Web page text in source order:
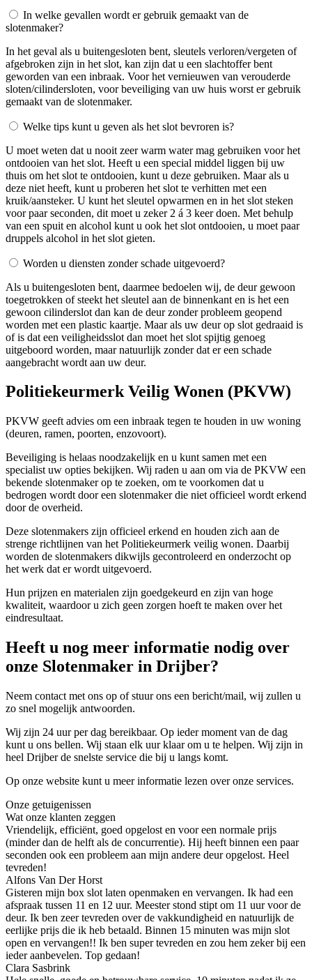
In welke gevallen wordt er gebruik gemaakt van de
slotenmaker?
In het geval als u buitengesloten bent, sleutels verloren/vergeten of
afgebroken zijn in het slot, kan zijn dat u een slachtoffer bent
geworden van een inbraak. Voor het vernieuwen van verouderde
sloten/cilindersloten, voor beveiliging van uw huis worst er gebruik
gemaakt van de slotenmaker.
Welke tips kunt u geven als het slot bevroren is?
U moet weten dat u nooit zeer warm water mag gebruiken voor het
ontdooien van het slot. Heeft u een special middel liggen bij uw
thuis om het slot te ontdooien, kunt u deze gebruiken. Maar als u
deze niet heeft, kunt u proberen het slot te verhitten met een
kruik/aansteker. U kunt het sleutel opwarmen en in het slot steken
voor paar seconden, dit moet u zeker 2 á 3 keer doen. Met behulp
van een spuit en alcohol kunt u ook het slot ontdooien, u moet paar
druppels alcohol in het slot gieten.
Worden u diensten zonder schade uitgevoerd?
Als u buitengesloten bent, daarmee bedoelen wij, de deur gewoon
toegetrokken of steekt het sleutel aan de binnenkant en is het een
gewoon cilinderslot dan kan de deur zonder probleem geopend
worden met een plastic kaartje. Maar als uw deur op slot gedraaid is
of is dat een veiligheidsslot dan moet het slot spijtig genoeg
uitgeboord worden, maar natuurlijk zonder dat er een schade
aangebracht wordt aan uw deur.
Politiekeurmerk Veilig Wonen (PKVW)
PKVW geeft advies om een inbraak tegen te houden in uw woning
(deuren, ramen, poorten, enzovoort).
Beveiliging is helaas noodzakelijk en u kunt samen met een
specialist uw opties bekijken. Wij raden u aan om via de PKVW een
bekende slotenmaker op te zoeken, om te voorkomen dat u
bedrogen wordt door een slotenmaker die niet officieel wordt erkend
door de overheid.
Deze slotenmakers zijn officieel erkend en houden zich aan de
strenge richtlijnen van het Politiekeurmerk veilig wonen. Daarbij
worden de slotenmakers dikwijls gecontroleerd en onderzocht op
het werk dat er wordt uitgevoerd.
Hun prijzen en materialen zijn goedgekeurd en zijn van hoge
kwaliteit, waardoor u zich geen zorgen hoeft te maken over het
eindresultaat.
Heeft u nog meer informatie nodig over
onze Slotenmaker in Drijber?
Neem contact met ons op of stuur ons een bericht/mail, wij zullen u
zo snel mogelijk antwoorden.
Wij zijn 24 uur per dag bereikbaar. Op ieder moment van de dag
kunt u ons bellen. Wij staan elk uur klaar om u te helpen. Wij zijn in
heel Drijber de snelste service die bij u langs komt.
Op onze website kunt u meer informatie lezen over onze services.
Onze getuigenissen
Wat onze klanten zeggen
Vriendelijk, efficiënt, goed opgelost en voor een normale prijs
(minder dan de helft als de concurrentie). Hij heeft binnen een paar
seconden ook een probleem aan mijn andere deur opgelost. Heel
tevreden!
Alfons Van Der Horst
Gisteren mijn box slot laten openmaken en vervangen. Ik had een
afspraak tussen 11 en 12 uur. Meester stond stipt om 11 uur voor de
deur. Ik ben zeer tevreden over de vakkundigheid en natuurlijk de
eerlijke prijs die ik heb betaald. Binnen 15 minuten was mijn slot
open en vervangen!! Ik ben super tevreden en zou hem zeker bij een
ieder aanbevelen. Top gedaan!
Clara Sasbrink